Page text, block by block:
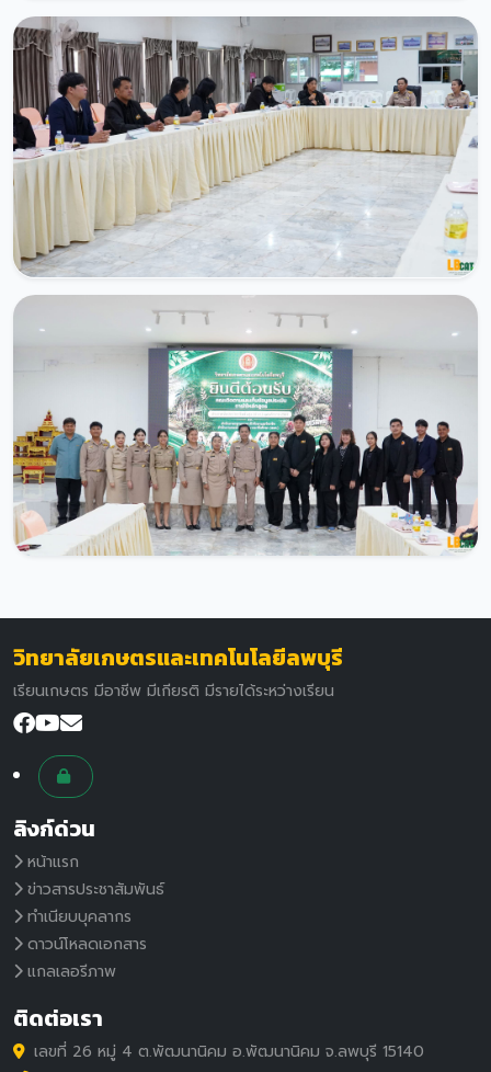
วิทยาลัยเกษตรและเทคโนโลยีลพบุรี
เรียนเกษตร มีอาชีพ มีเกียรติ มีรายได้ระหว่างเรียน
ลิงก์ด่วน
หน้าแรก
ข่าวสารประชาสัมพันธ์
ทำเนียบบุคลากร
ดาวน์โหลดเอกสาร
แกลเลอรีภาพ
ติดต่อเรา
เลขที่ 26 หมู่ 4 ต.พัฒนานิคม อ.พัฒนานิคม จ.ลพบุรี 15140